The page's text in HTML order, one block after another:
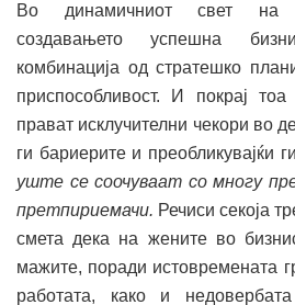
Во динамичниот свет на
создавањето успешна
комбинација од стратешко
приспособливост. И покрај
прават исклучителни чекори во
ги бариерите и преобликувајќи
уште се соочуваат со многу
претпириемачи. Речиси секоја
смета дека на жените во
мажите, поради истовремената
работата, како и